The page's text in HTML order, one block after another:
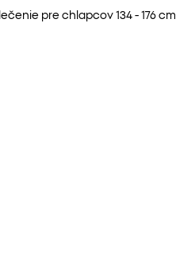
pre chlapcov 134 - 176 cm